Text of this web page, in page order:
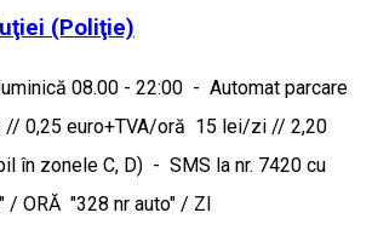
(Poliţie)
08.00 - 22:00 - Automat parcare
0,25 euro+TVA/oră 15 lei/zi // 2,20
în zonele C, D) - SMS la nr. 7420 cu
/ ORĂ "328 nr auto" / ZI